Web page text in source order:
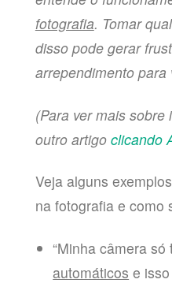
fotografia. Tomar
disso pode gerar
arrependimento para
(Para ver mais
outro artigo clicando
Veja alguns
na fotografia e como
“Minha câmera só
automáticos e